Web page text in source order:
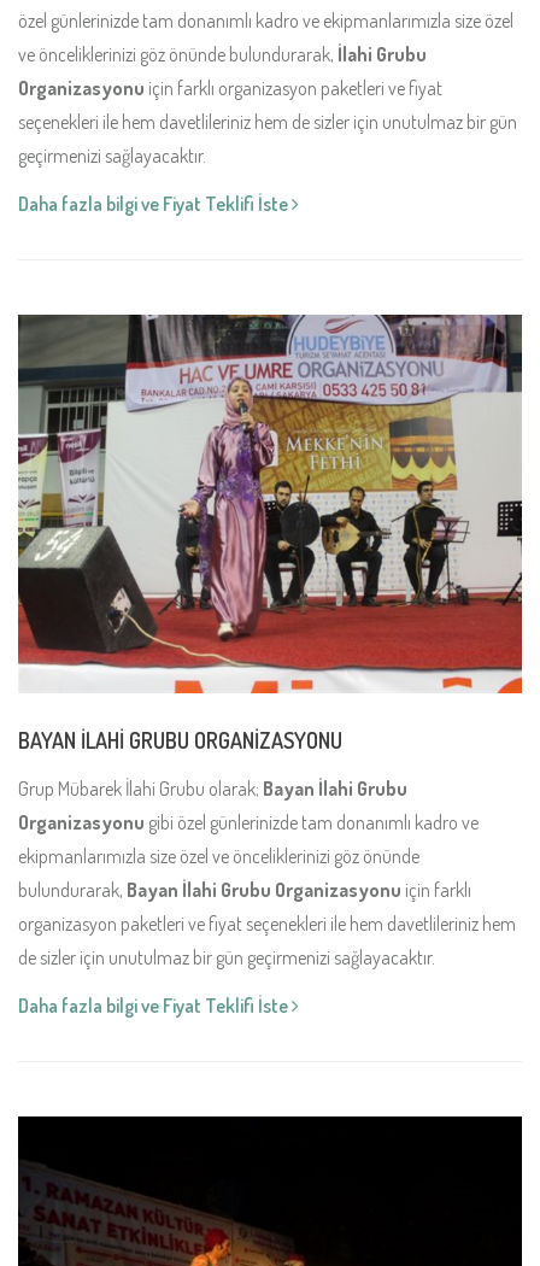
özel günlerinizde tam donanımlı kadro ve ekipmanlarımızla size özel
ve önceliklerinizi göz önünde bulundurarak, İlahi Grubu
Organizasyonu için farklı organizasyon paketleri ve fiyat
seçenekleri ile hem davetlileriniz hem de sizler için unutulmaz bir gün
geçirmenizi sağlayacaktır.
Daha fazla bilgi ve Fiyat Teklifi İste
BAYAN İLAHİ GRUBU ORGANİZASYONU
Grup Mübarek İlahi Grubu olarak; Bayan İlahi Grubu
Organizasyonu gibi özel günlerinizde tam donanımlı kadro ve
ekipmanlarımızla size özel ve önceliklerinizi göz önünde
bulundurarak, Bayan İlahi Grubu Organizasyonu için farklı
organizasyon paketleri ve fiyat seçenekleri ile hem davetlileriniz hem
de sizler için unutulmaz bir gün geçirmenizi sağlayacaktır.
Daha fazla bilgi ve Fiyat Teklifi İste